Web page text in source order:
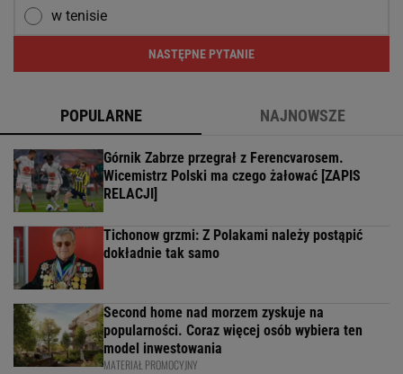
w tenisie
NASTĘPNE PYTANIE
POPULARNE NAJNOWSZE
Górnik Zabrze przegrał z Ferencvarosem.
Wicemistrz Polski ma czego żałować [ZAPIS
RELACJI]
Tichonow grzmi: Z Polakami należy postąpić
dokładnie tak samo
Second home nad morzem zyskuje na
popularności. Coraz więcej osób wybiera ten
model inwestowania
MATERIAŁ PROMOCYJNY